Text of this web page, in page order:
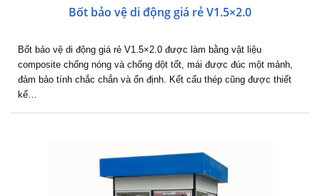
Bốt bảo vệ di động giá rẻ V1.5×2.0
Bốt bảo vệ di động giá rẻ V1.5×2.0 được làm bằng vật liệu
composite chống nóng và chống dột tốt, mái được đúc một mảnh,
đảm bảo tính chắc chắn và ổn định. Kết cấu thép cũng được thiết
kế…